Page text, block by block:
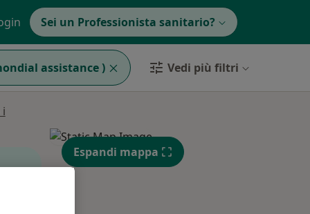
Sei un Professionista sanitario?
assistance ) Vedi più filtri
i
Espandi mappa